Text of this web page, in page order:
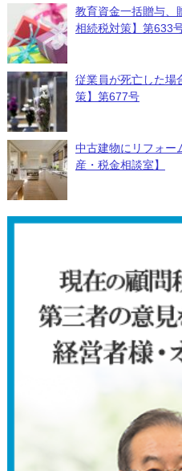
教育資金一括贈与、
相続税対策】第633
従業員が死亡した場
策】第677号
中古建物にリフォー
産・税金相談室】